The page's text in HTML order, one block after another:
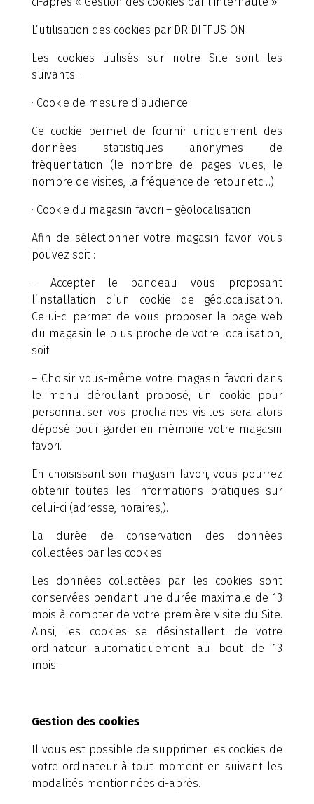
L’utilisation des cookies par DR DIFFUSION
Les cookies utilisés sur notre Site sont les
suivants :
· Cookie de mesure d’audience
Ce cookie permet de fournir uniquement des
données statistiques anonymes de
fréquentation (le nombre de pages vues, le
nombre de visites, la fréquence de retour etc…)
· Cookie du magasin favori – géolocalisation
Afin de sélectionner votre magasin favori vous
pouvez soit :
– Accepter le bandeau vous proposant
l’installation d’un cookie de géolocalisation.
Celui-ci permet de vous proposer la page web
du magasin le plus proche de votre localisation,
soit
– Choisir vous-même votre magasin favori dans
le menu déroulant proposé, un cookie pour
personnaliser vos prochaines visites sera alors
déposé pour garder en mémoire votre magasin
favori.
En choisissant son magasin favori, vous pourrez
obtenir toutes les informations pratiques sur
celui-ci (adresse, horaires,).
La durée de conservation des données
collectées par les cookies
Les données collectées par les cookies sont
conservées pendant une durée maximale de 13
mois à compter de votre première visite du Site.
Ainsi, les cookies se désinstallent de votre
ordinateur automatiquement au bout de 13
mois.
Gestion des cookies
Il vous est possible de supprimer les cookies de
votre ordinateur à tout moment en suivant les
modalités mentionnées ci-après.